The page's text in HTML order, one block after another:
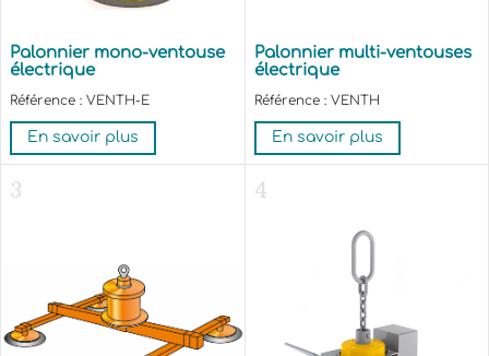
Palonnier mono-ventouse
électrique
Référence : VENTH-E
En savoir plus
Palonnier multi-ventouses
électrique
Référence : VENTH
En savoir plus
3 4